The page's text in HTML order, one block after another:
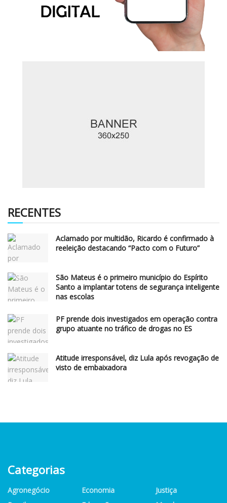
RECENTES
Aclamado por multidão, Ricardo é confirmado à
reeleição destacando “Pacto com o Futuro”
São Mateus é o primeiro município do Espírito
Santo a implantar totens de segurança inteligente
nas escolas
PF prende dois investigados em operação contra
grupo atuante no tráfico de drogas no ES
Atitude irresponsável, diz Lula após revogação de
visto de embaixadora
Categorias
Agronegócio
Economia
Justiça